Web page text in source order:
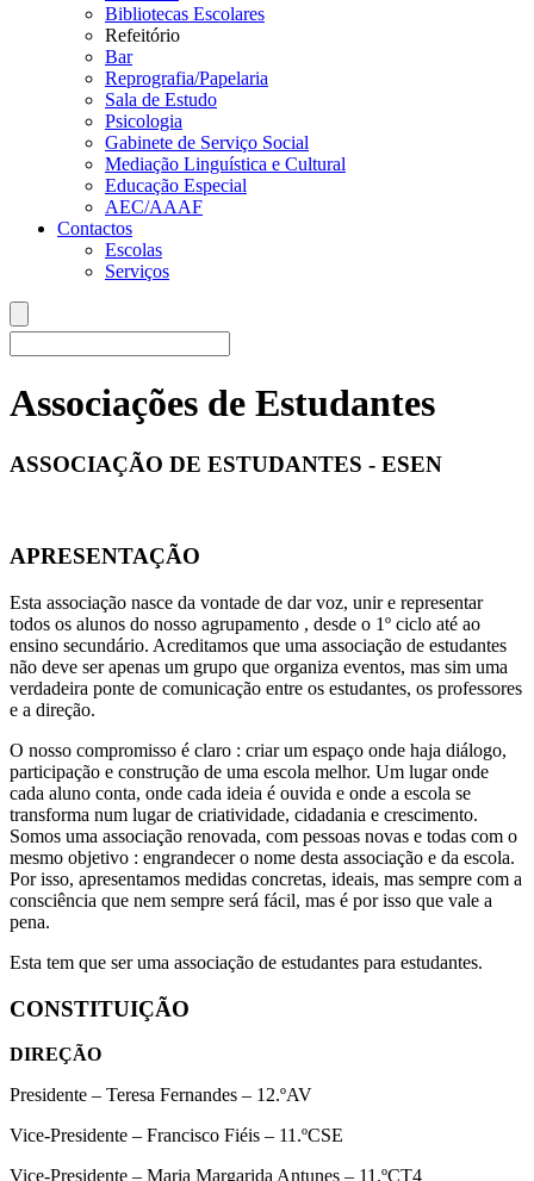
Bibliotecas Escolares
Refeitório
Bar
Reprografia/Papelaria
Sala de Estudo
Psicologia
Gabinete de Serviço Social
Mediação Linguística e Cultural
Educação Especial
AEC/AAAF
Contactos
Escolas
Serviços
Associações de Estudantes
ASSOCIAÇÃO DE ESTUDANTES - ESEN
APRESENTAÇÃO
Esta associação nasce da vontade de dar voz, unir e representar
todos os alunos do nosso agrupamento , desde o 1º ciclo até ao
ensino secundário. Acreditamos que uma associação de estudantes
não deve ser apenas um grupo que organiza eventos, mas sim uma
verdadeira ponte de comunicação entre os estudantes, os professores
e a direção.
O nosso compromisso é claro : criar um espaço onde haja diálogo,
participação e construção de uma escola melhor. Um lugar onde
cada aluno conta, onde cada ideia é ouvida e onde a escola se
transforma num lugar de criatividade, cidadania e crescimento.
Somos uma associação renovada, com pessoas novas e todas com o
mesmo objetivo : engrandecer o nome desta associação e da escola.
Por isso, apresentamos medidas concretas, ideais, mas sempre com a
consciência que nem sempre será fácil, mas é por isso que vale a
pena.
Esta tem que ser uma associação de estudantes para estudantes.
CONSTITUIÇÃO
DIREÇÃO
Presidente – Teresa Fernandes – 12.ºAV
Vice-Presidente – Francisco Fiéis – 11.ºCSE
Vice-Presidente – Maria Margarida Antunes – 11.ºCT4